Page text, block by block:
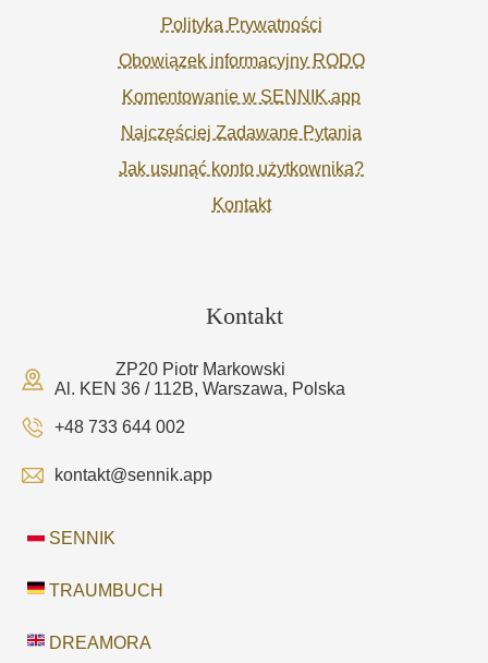
Polityka Prywatności
Obowiązek informacyjny RODO
Komentowanie w SENNIK.app
Najczęściej Zadawane Pytania
Jak usunąć konto użytkownika?
Kontakt
Kontakt
ZP20 Piotr Markowski
Al. KEN 36 / 112B, Warszawa, Polska
+48 733 644 002
kontakt@sennik.app
SENNIK
TRAUMBUCH
DREAMORA